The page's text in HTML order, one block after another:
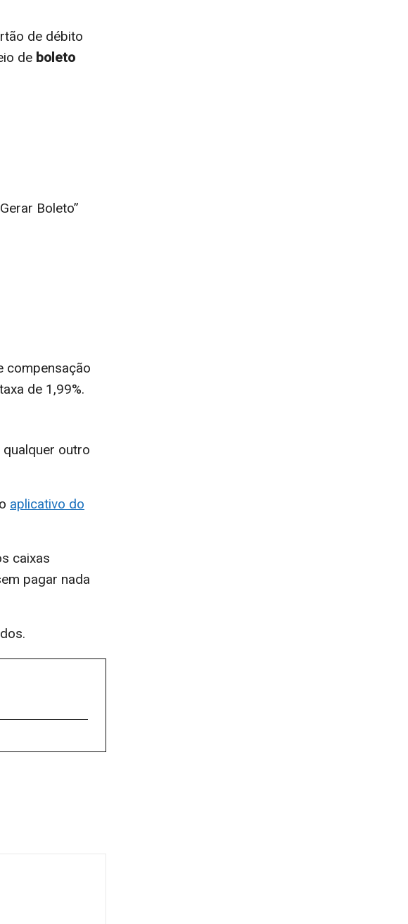
de débito
de boleto
Boleto”
compensação
de 1,99%.
outro
aplicativo do
caixas
pagar nada